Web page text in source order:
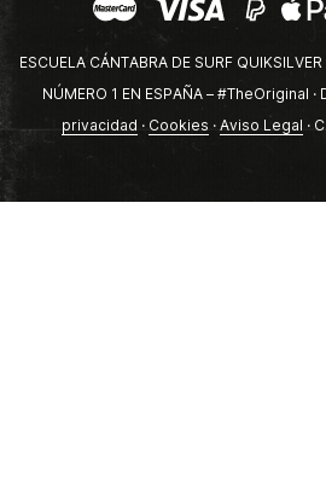
ESCUELA CÁNTABRA DE SURF
NÚMERO 1 EN ESPAÑA – #TheOriginal ·
privacidad · Cookies · Aviso Legal ·